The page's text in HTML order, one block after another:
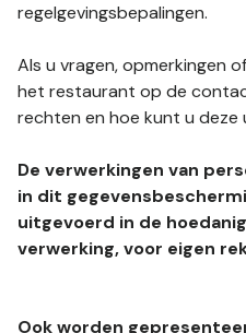
regelgevingsbepalingen.
Als u vragen, opmerkingen
het restaurant op de
rechten en hoe kunt u deze
De verwerkingen van
in dit
uitgevoerd in de
verwerking, voor eigen
Ook worden